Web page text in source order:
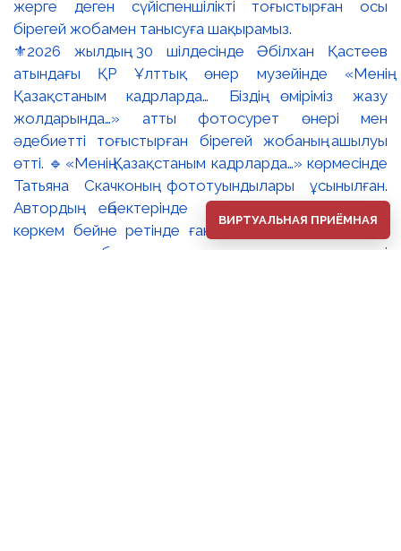
⚜️2026 жылдың 30 шілдесінде Әбілхан Қастеев
атындағы ҚР Ұлттық өнер музейінде «Менің
Қазақстаным кадрларда… Біздің өміріміз жазу
жолдарында…» атты фотосурет өнері мен
әдебиетті тоғыстырған бірегей жобаның ашылуы
өтті. 🔹«Менің Қазақстаным кадрларда…» көрмесінде
Татьяна Скачконың фототуындылары ұсынылған.
Автордың еңбектерінде Қазақстанның табиғаты
көркем бейне ретінде ғана емес, ұлттық мәдени
және табиғи мұраға деген құрметті
ВИРТУАЛЬНАЯ ПРИЁМНАЯ